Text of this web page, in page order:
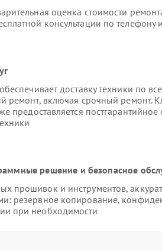
оценка стоимости
консультации по телефону
доставку техники по
ремонт, включая срочный ремонт.
предоставляется
решение и безопасное
прошивок и инструментов,
резервное копирование,
при необходимости